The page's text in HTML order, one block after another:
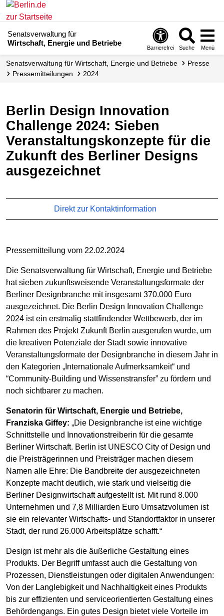
Senatsverwaltung für
Wirtschaft, Energie und Betriebe
Barrierefrei Suche Menü
Senats­verwaltung für Wirtschaft, Energie und Betriebe
Presse
Presse­mitteilungen
2024
Berlin Design Innovation
Challenge 2024: Sieben
Veranstaltungskonzepte für die
Zukunft des Berliner Designs
ausgezeichnet
Direkt zur Kontaktinformation
Pressemitteilung vom 22.02.2024
Die Senatsverwaltung für Wirtschaft, Energie und Betriebe
hat sieben zukunftsweisende Veranstaltungsformate der
Berliner Designbranche mit insgesamt 370.000 Euro
ausgezeichnet. Die Berlin Design Innovation Challenge
2024 ist ein erstmalig stattfindender Wettbewerb, der im
Rahmen des Projekt Zukunft Berlin ausgerufen wurde, um
die kreativen Potenziale der Stadt sowie innovative
Veranstaltungsformate der Designbranche in diesem Jahr in
den Kategorien „Internationale Aufmerksamkeit“ und
“Community-Building und Wissenstransfer” zu fördern und
noch sichtbarer zu machen.
Senatorin für Wirtschaft, Energie und Betriebe,
Franziska Giffey: „Die Designbranche ist eine wichtige
Schnittstelle und Innovationstreiberin für die gesamte
Berliner Wirtschaft. Berlin ist UNESCO City of Design und
die Preisträgerinnen und Preisträger machen diesem
Namen alle Ehre: Die Bandbreite der ausgezeichneten
Konzepte macht deutlich, wie stark und vielseitig die
Berliner Designwirtschaft aufgestellt ist. Mit rund 8.000
Unternehmen und 7,8 Milliarden Euro Umsatzvolumen ist
sie ein relevanter Wirtschafts- und Standortfaktor in unserer
Stadt, der rund 26.000 Arbeitsplätze schafft.“
Design ist mehr als die äußerliche Gestaltung eines
Produkts. Der Begriff umfasst auch die Gestaltung von
Prozessen, Dienstleistungen oder digitalen Anwendungen:
Von der Langlebigkeit und Nachhaltigkeit eines Produkts
bis zur effizienten und serviceorientierten Gestaltung eines
Behördengangs. Ein gutes Design bietet viele Vorteile im